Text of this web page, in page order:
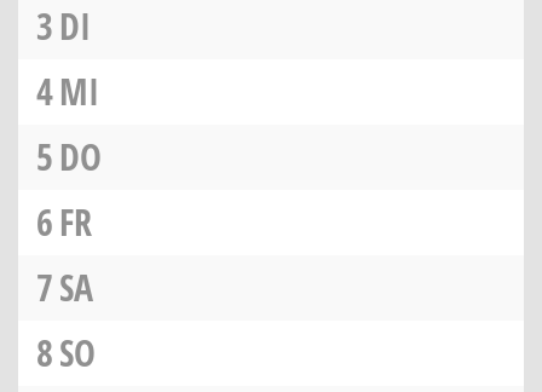
3DI
4MI
5DO
6FR
7SA
8SO